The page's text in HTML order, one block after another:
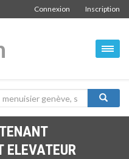
Inscription
Connexion
ELEVATEUR